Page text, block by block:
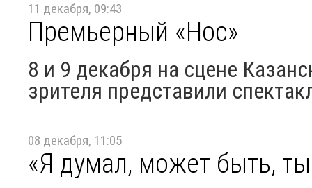
11 декабря, 09:43
Премьерный «Нос»
8 и 9 декабря на сцене
зрителя представили
08 декабря, 11:05
«Я думал, может быть,